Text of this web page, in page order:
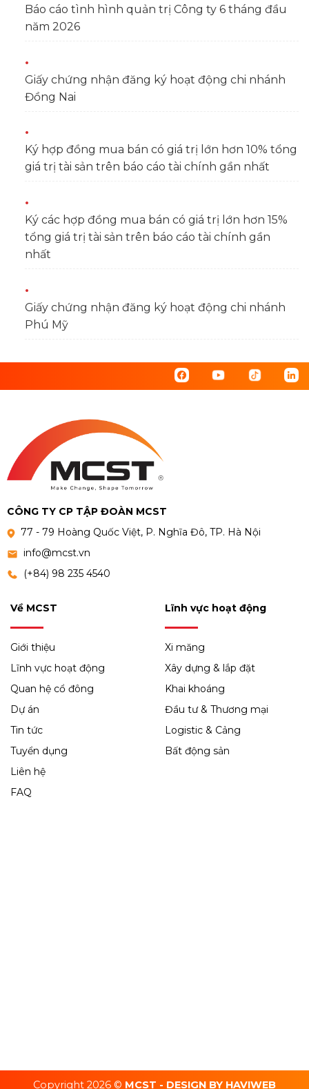
Báo cáo tình hình quản trị Công ty 6 tháng đầu
năm 2026
Giấy chứng nhận đăng ký hoạt động chi nhánh
Đồng Nai
Ký hợp đồng mua bán có giá trị lớn hơn 10% tổng
giá trị tài sản trên báo cáo tài chính gần nhất
Ký các hợp đồng mua bán có giá trị lớn hơn 15%
tổng giá trị tài sản trên báo cáo tài chính gần
nhất
Giấy chứng nhận đăng ký hoạt động chi nhánh
Phú Mỹ
CÔNG TY CP TẬP ĐOÀN MCST
77 - 79 Hoàng Quốc Việt, P. Nghĩa Đô, TP. Hà Nội
info@mcst.vn
(+84) 98 235 4540
Về MCST
Giới thiệu
Lĩnh vực hoạt động
Quan hệ cổ đông
Dự án
Tin tức
Tuyển dụng
Liên hệ
FAQ
Lĩnh vực hoạt động
Xi măng
Xây dựng & lắp đặt
Khai khoáng
Đầu tư & Thương mại
Logistic & Cảng
Bất động sản
Copyright 2026 © MCST - DESIGN BY HAVIWEB